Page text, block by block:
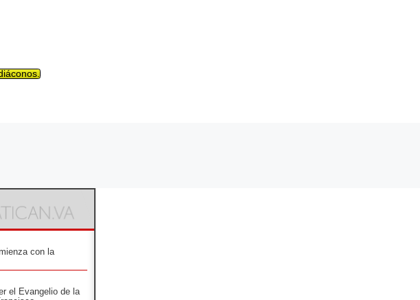
con la
el Evangelio de la